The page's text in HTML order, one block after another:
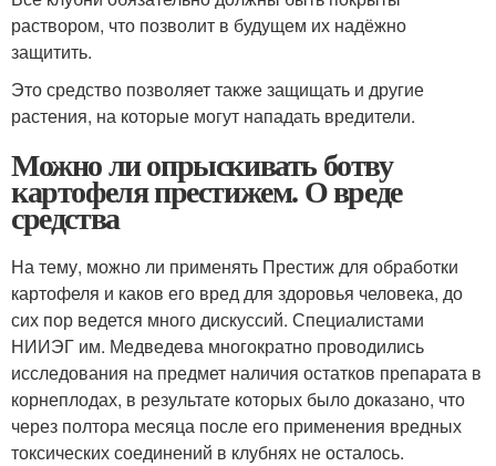
раствором, что позволит в будущем их надёжно
защитить.
Это средство позволяет также защищать и другие
растения, на которые могут нападать вредители.
Можно ли опрыскивать ботву
картофеля престижем. О вреде
средства
На тему, можно ли применять Престиж для обработки
картофеля и каков его вред для здоровья человека, до
сих пор ведется много дискуссий. Специалистами
НИИЭГ им. Медведева многократно проводились
исследования на предмет наличия остатков препарата в
корнеплодах, в результате которых было доказано, что
через полтора месяца после его применения вредных
токсических соединений в клубнях не осталось.